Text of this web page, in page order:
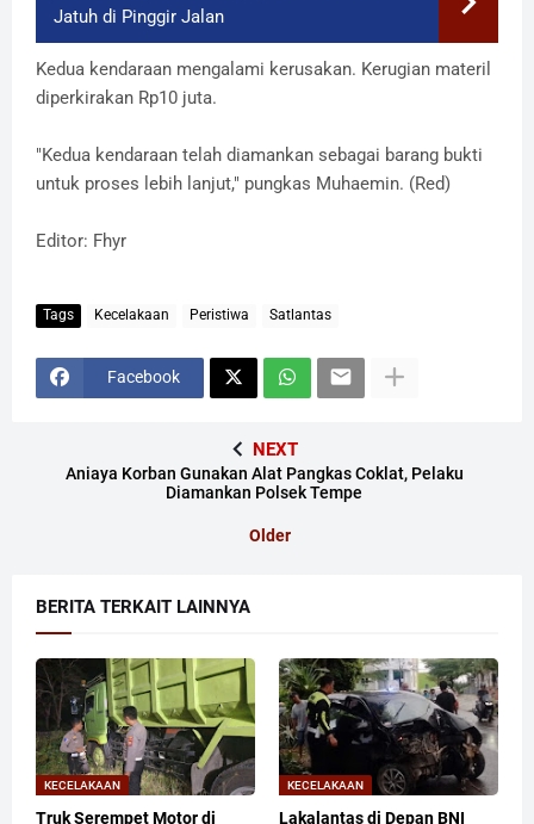
Jatuh di Pinggir Jalan
Kedua kendaraan mengalami kerusakan. Kerugian materil
diperkirakan Rp10 juta.
"Kedua kendaraan telah diamankan sebagai barang bukti
untuk proses lebih lanjut," pungkas Muhaemin. (Red)
Editor: Fhyr
Tags Kecelakaan Peristiwa Satlantas
Facebook
NEXT
Aniaya Korban Gunakan Alat Pangkas Coklat, Pelaku
Diamankan Polsek Tempe
Older
BERITA TERKAIT LAINNYA
KECELAKAAN
Truk Serempet Motor di
KECELAKAAN
Lakalantas di Depan BNI